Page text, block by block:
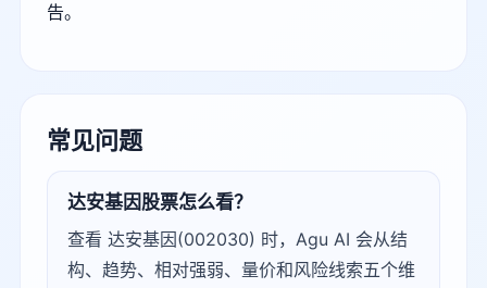
告。
常见问题
达安基因股票怎么看？
查看 达安基因(002030) 时，Agu AI 会从结
构、趋势、相对强弱、量价和风险线索五个维